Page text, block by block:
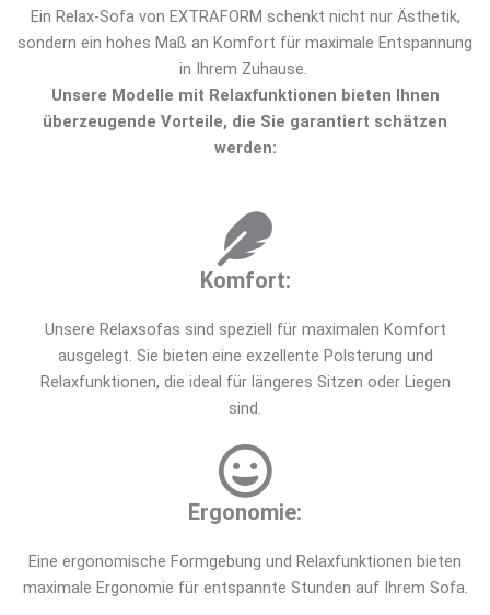
Ein Relax-Sofa von EXTRAFORM schenkt nicht nur Ästhetik,
sondern ein hohes Maß an Komfort für maximale Entspannung
in Ihrem Zuhause.
Unsere Modelle mit Relaxfunktionen bieten Ihnen
überzeugende Vorteile, die Sie garantiert schätzen
werden:
Komfort:
Unsere Relaxsofas sind speziell für maximalen Komfort
ausgelegt. Sie bieten eine exzellente Polsterung und
Relaxfunktionen, die ideal für längeres Sitzen oder Liegen
sind.
Ergonomie:
Eine ergonomische Formgebung und Relaxfunktionen bieten
maximale Ergonomie für entspannte Stunden auf Ihrem Sofa.